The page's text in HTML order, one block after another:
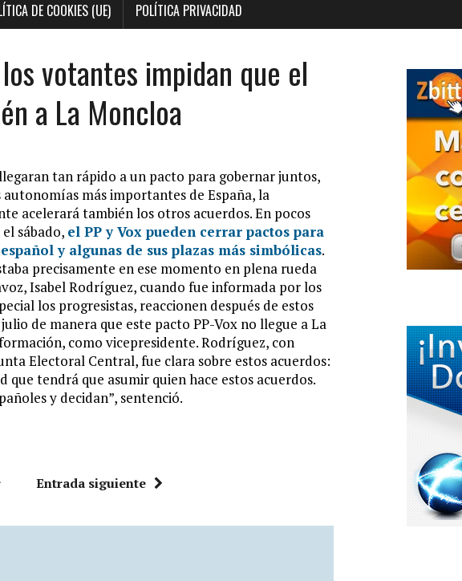
DE COOKIES (UE) POLÍTICA PRIVACIDAD
votantes impidan que el
a La Moncloa
tan rápido a un pacto para gobernar juntos,
más importantes de España, la
acelerará también los otros acuerdos. En pocos
sábado, el PP y Vox pueden cerrar pactos para
y algunas de sus plazas más simbólicas.
precisamente en ese momento en plena rueda
Isabel Rodríguez, cuando fue informada por los
los progresistas, reaccionen después de estos
de manera que este pacto PP-Vox no llegue a La
como vicepresidente. Rodríguez, con
Electoral Central, fue clara sobre estos acuerdos:
que tendrá que asumir quien hace estos acuerdos.
y decidan”, sentenció.
Entrada siguiente